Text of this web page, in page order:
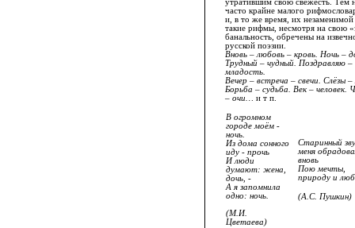
утратившим свою свежесть. Тем
часто крайне малого
и, в то же время, их
такие рифмы, несмотря на свою
банальность, обречены на
русской поэзии.
Вновь – любовь – кровь. Ночь –
Трудный – чудный. Поздравляю
младость.
Вечер – встреча – свечи. Слёзы
Борьба – судьба. Век – человек.
– очи… и т п.
В огромном
городе моём -
ночь.
Из дома сонного
иду - прочь
И люди
думают: жена,
дочь, -
А я запомнила
одно: ночь.
(М.И.
Цветаева)
Старинный
меня
вновь
Пою мечты,
природу и
(А.С. Пушкин)